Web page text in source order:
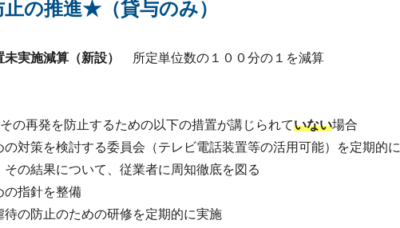
の推進★（貸与のみ）
実施減算（新設） 所定単位数の１００分の１を減算
の再発を防止するための以下の措置が講じられていない場合
の対策を検討する委員会（テレビ電話装置等の活用可能）を定期的に
その結果について、従業者に周知徹底を図る
の指針を整備
待の防止のための研修を定期的に実施